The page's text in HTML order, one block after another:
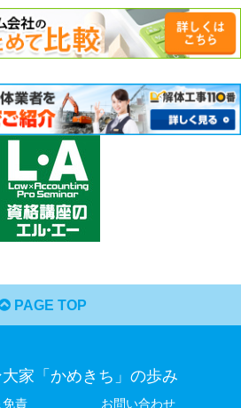
PAGE TOP
家「かめきち」の歩み
免責 お問い合わせ